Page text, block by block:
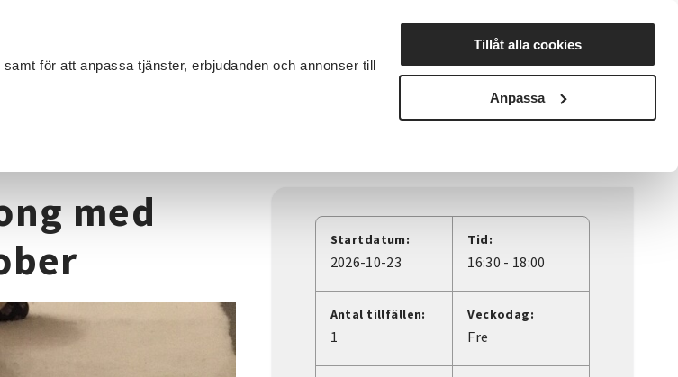
för att anpassa tjänster, erbjudanden och annonser till
Tillåt alla cookies
Anpassa
Nyheter Avdelningar
med
Startdatum:
2026-10-23
Tid:
16:30 - 18:00
Antal tillfällen:
1
Veckodag:
Fre